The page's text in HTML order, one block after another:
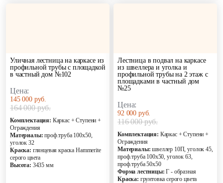
Уличная лестница на каркасе из
профильной трубы с площадкой
в частный дом №102
Цена:
145 000 руб.
164 000 руб.
Комплектация: Каркас + Ступени +
Ограждения
Материалы: проф.труба 100х50,
уголок 32
Краска: глянцевая краска Hammerite
серого цвета
Высота: 3435 мм
Лестница в подвал на каркасе
из швеллера и уголка и
профильной трубы на 2 этаж с
площадками в частный дом
№25
Цена:
92 000 руб.
116 000 руб.
Комплектация: Каркас + Ступени +
Ограждения
Материалы: швеллер 10П, уголок 45,
проф.труба 100х50, уголок 63,
проф.труба 50х50
Форма лестницы: Г - образная
Краска: грунтовка серого цвета